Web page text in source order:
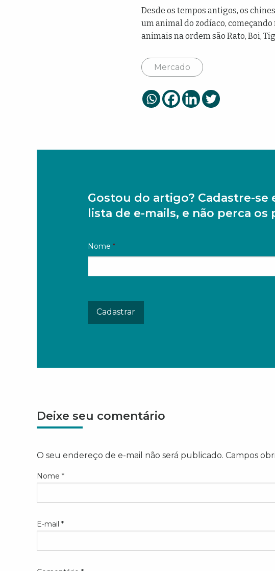
Desde os tempos antigos, os
um animal do zodíaco, começando
animais na ordem são Rato, Boi,
Mercado
Gostou do artigo? Cadastre-se
lista de e-mails, e não perca os
Nome *
Deixe seu comentário
O seu endereço de e-mail não será publicado. Campos
Nome *
E-mail *